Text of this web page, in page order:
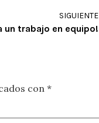
SIGUIENTE
un trabajo en equipo!
con *